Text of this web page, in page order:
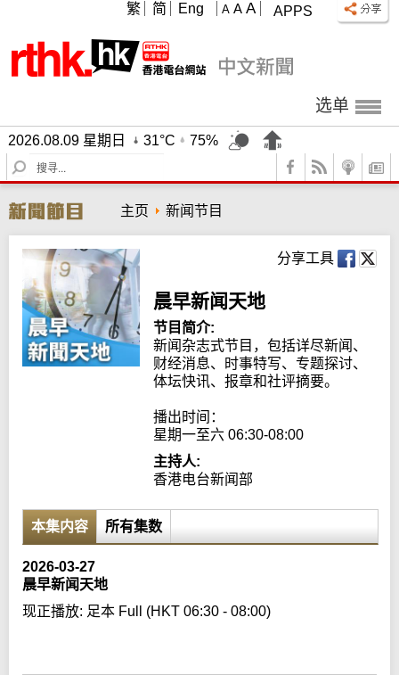
APPS
A A A
繁 简 Eng
选单
2026.08.09 星期日 31°C
75%
S
e
r
c
h
主页 新闻节目
分享工具
晨早新闻天地
节目简介:
新闻杂志式节目，包括详尽新闻、
财经消息、时事特写、专题探讨、
体坛快讯、报章和社评摘要。
播出时间：
星期一至六 06:30-08:00
主持人:
香港电台新闻部
本集内容 所有集数
2026-03-27
晨早新闻天地
现正播放: 足本 Full (HKT 06:30 - 08:00)